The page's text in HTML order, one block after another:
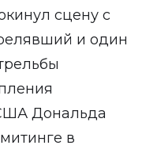
сцену с
и один
Дональда
в